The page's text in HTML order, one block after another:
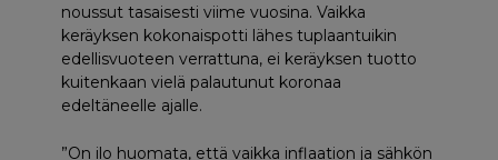
noussut tasaisesti viime vuosina. Vaikka
keräyksen kokonaispotti lähes tuplaantuikin
edellisvuoteen verrattuna, ei keräyksen tuotto
kuitenkaan vielä palautunut koronaa
edeltäneelle ajalle.
”On ilo huomata, että vaikka inflaation ja sähkön